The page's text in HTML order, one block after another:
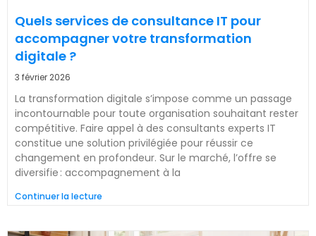
Quels services de consultance IT pour
accompagner votre transformation
digitale ?
3 février 2026
La transformation digitale s’impose comme un passage
incontournable pour toute organisation souhaitant rester
compétitive. Faire appel à des consultants experts IT
constitue une solution privilégiée pour réussir ce
changement en profondeur. Sur le marché, l’offre se
diversifie : accompagnement à la
Continuer la lecture